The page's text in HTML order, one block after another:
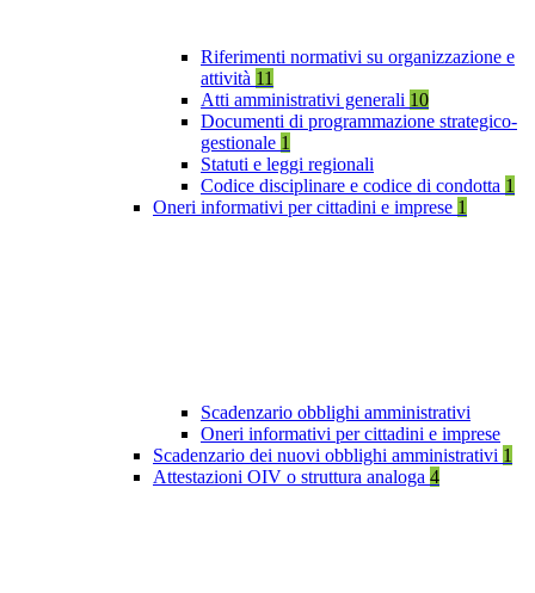
Riferimenti normativi su organizzazione e
attività 11
Atti amministrativi generali 10
Documenti di programmazione strategico-
gestionale 1
Statuti e leggi regionali
Codice disciplinare e codice di condotta 1
Oneri informativi per cittadini e imprese 1
Scadenzario obblighi amministrativi
Oneri informativi per cittadini e imprese
Scadenzario dei nuovi obblighi amministrativi 1
Attestazioni OIV o struttura analoga 4